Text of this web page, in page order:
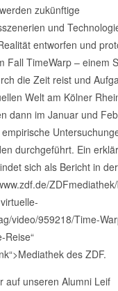
zukünftige
und
entworfen und
Fall TimeWarp – einem
die Zeit reist und
Welt am Kölner
dann im Januar und
durchgeführt. Ein
sich als Bericht in
video/959218/Time-
Reise“
des ZDF.
auf unseren Alumni Leif